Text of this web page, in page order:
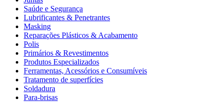
Saúde e Segurança
Lubrificantes & Penetrantes
Masking
Reparações Plásticos & Acabamento
Polis
Primários & Revestimentos
Produtos Especializados
Ferramentas, Acessórios e Consumíveis
Tratamento de superfícies
Soldadura
Para-brisas